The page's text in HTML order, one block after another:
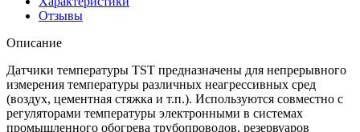
Отзывы
Описание
Датчики температуры TST предназначены для непрерывного
измерения температуры различных неагрессивных сред
(воздух, цементная стяжка и т.п.). Используются совместно с
регуляторами температуры электронными в системах
промышленного обогрева трубопроводов, резервуаров